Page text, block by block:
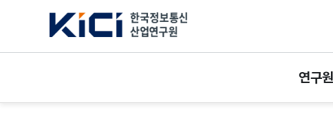
한국정보통신산업연구원
연구